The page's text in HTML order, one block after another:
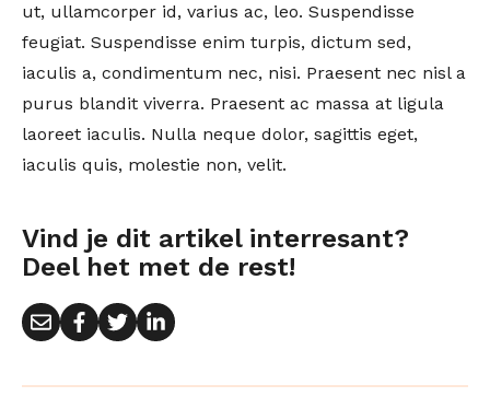
ut, ullamcorper id, varius ac, leo. Suspendisse
feugiat. Suspendisse enim turpis, dictum sed,
iaculis a, condimentum nec, nisi. Praesent nec nisl a
purus blandit viverra. Praesent ac massa at ligula
laoreet iaculis. Nulla neque dolor, sagittis eget,
iaculis quis, molestie non, velit.
Vind je dit artikel interresant?
Deel het met de rest!